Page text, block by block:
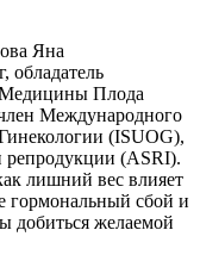
Яна
обладатель
Медицины Плода
Международного
(ISUOG),
репродукции (ASRI).
лишний вес влияет
гормональный сбой и
добиться желаемой